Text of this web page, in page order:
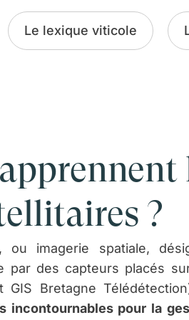
Le lexique viticole
?
ou imagerie spatiale,
par des capteurs placés
GIS Bretagne
incontournables pour la